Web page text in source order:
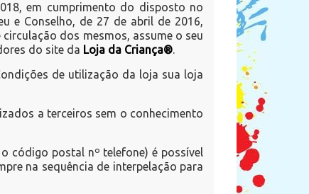
em cumprimento do disposto no
e Conselho, de 27 de abril de 2016,
dos mesmos, assume o seu
do site da Loja da Criança®.
de utilização da loja sua loja
a terceiros sem o conhecimento
código postal nº telefone) é possível
na sequência de interpelação para